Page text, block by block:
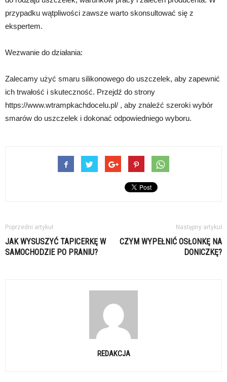
przypadku wątpliwości zawsze warto skonsultować się z
ekspertem.
Wezwanie do działania:
Zalecamy użyć smaru silikonowego do uszczelek, aby zapewnić
ich trwałość i skuteczność. Przejdź do strony
https://www.wtrampkachdocelu.pl/ , aby znaleźć szeroki wybór
smarów do uszczelek i dokonać odpowiedniego wyboru.
Poprzedni artykuł
JAK WYSUSZYĆ TAPICERKĘ W
SAMOCHODZIE PO PRANIU?
Następny artykuł
CZYM WYPEŁNIĆ OSŁONKĘ NA
DONICZKĘ?
REDAKCJA